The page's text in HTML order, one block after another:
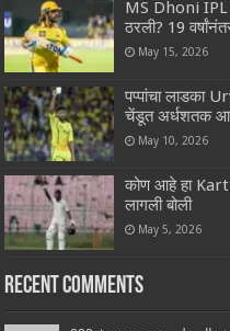
MS Dhoni IPL
ठरली? 19
May 15, 2026
पप्पांचा लाडका
चेंडूत अर्धशतक
May 10, 2026
कोण आहे हा
लागली बोली
May 5, 2026
Recent Comments